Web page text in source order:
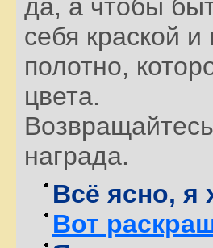
да, а чтобы
себя краской
полотно,
цвета.
награда.
Всё ясно, я
Вот